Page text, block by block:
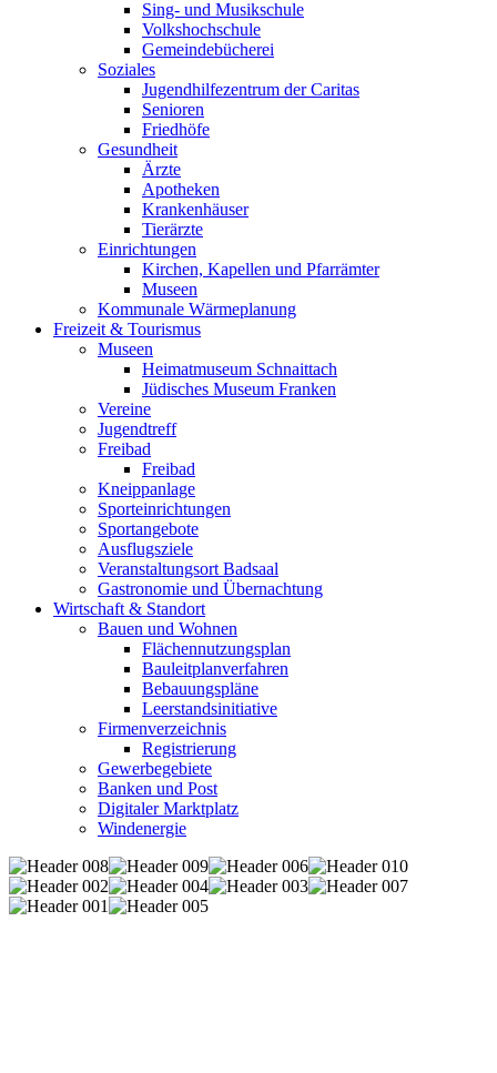
Sing- und Musikschule
Volkshochschule
Gemeindebücherei
Soziales
Jugendhilfezentrum der Caritas
Senioren
Friedhöfe
Gesundheit
Ärzte
Apotheken
Krankenhäuser
Tierärzte
Einrichtungen
Kirchen, Kapellen und Pfarrämter
Museen
Kommunale Wärmeplanung
Freizeit & Tourismus
Museen
Heimatmuseum Schnaittach
Jüdisches Museum Franken
Vereine
Jugendtreff
Freibad
Freibad
Kneippanlage
Sporteinrichtungen
Sportangebote
Ausflugsziele
Veranstaltungsort Badsaal
Gastronomie und Übernachtung
Wirtschaft & Standort
Bauen und Wohnen
Flächennutzungsplan
Bauleitplanverfahren
Bebauungspläne
Leerstandsinitiative
Firmenverzeichnis
Registrierung
Gewerbegebiete
Banken und Post
Digitaler Marktplatz
Windenergie